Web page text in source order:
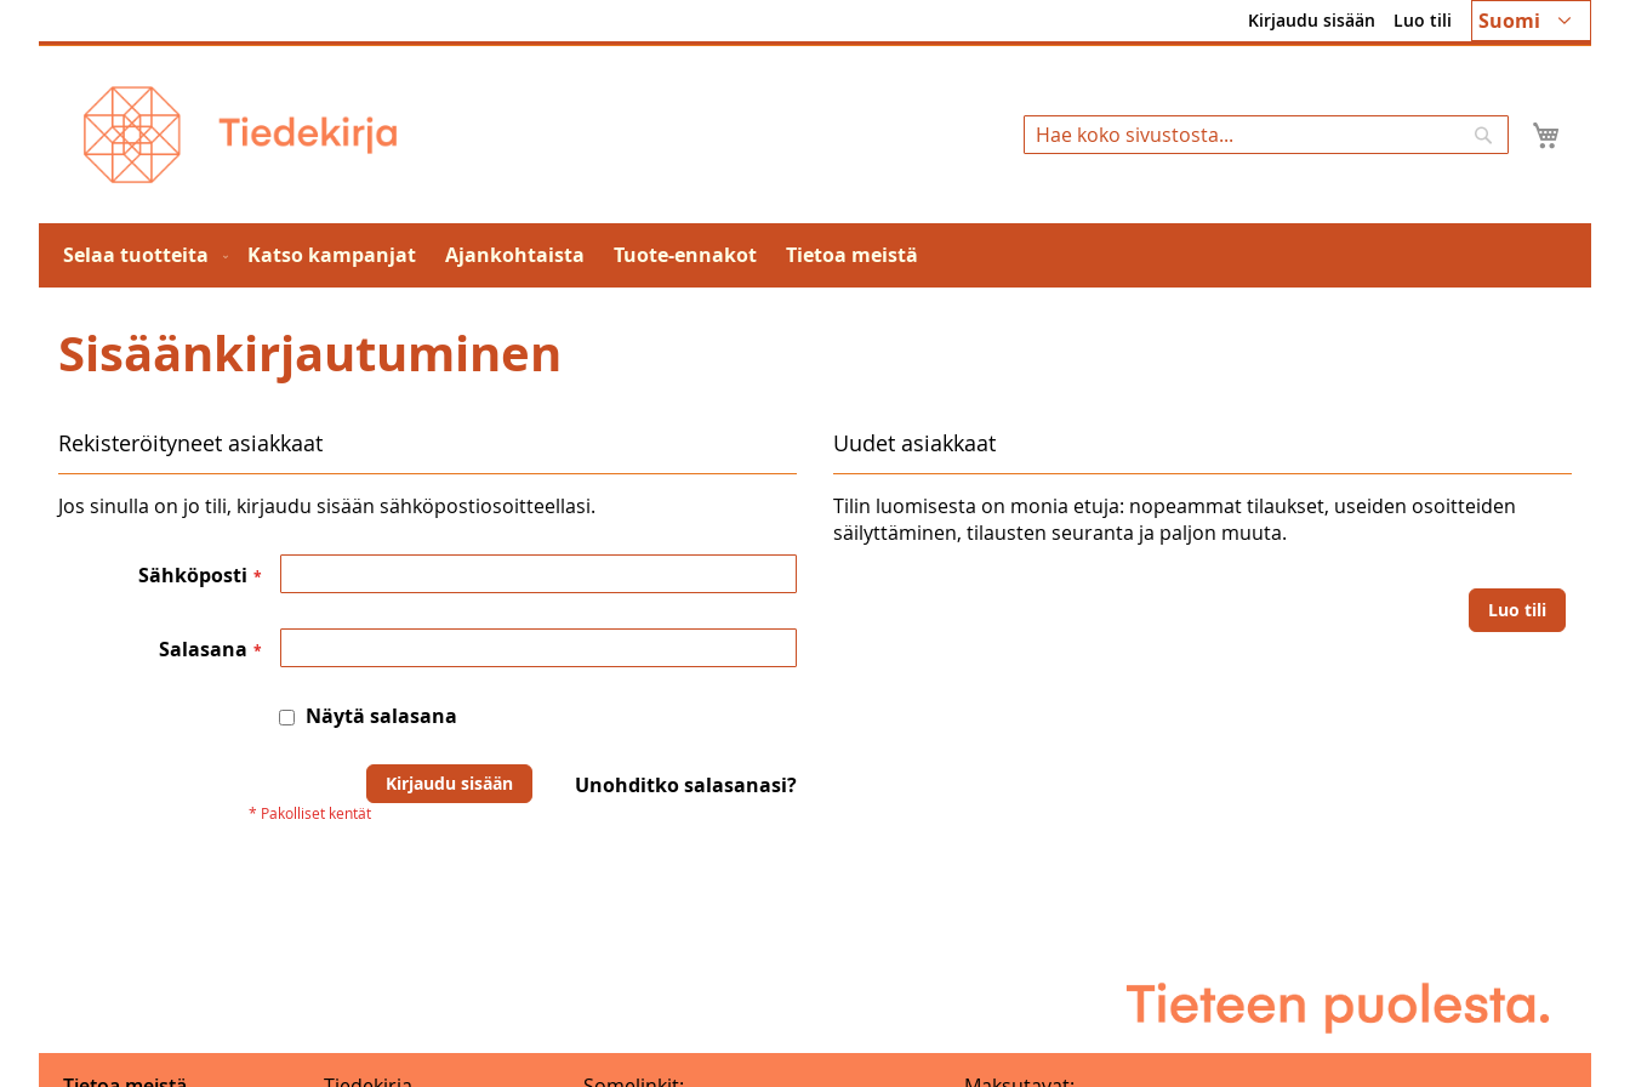
to
Kieli
Suomi
Kirjaudu sisään Luo tili
Hae
Selaa tuotteita Katso kampanjat Ajankohtaista Tuote-ennakot Tietoa meistä
Sisäänkirjautuminen
Rekisteröityneet asiakkaat
Jos sinulla on jo tili, kirjaudu sisään sähköpostiosoitteellasi.
Sähköposti
Salasana
Näytä salasana
Kirjaudu sisään Unohditko salasanasi?
Uudet asiakkaat
Tilin luomisesta on monia etuja: nopeammat tilaukset, useiden osoitteiden
säilyttäminen, tilausten seuranta ja paljon muuta.
Luo tili